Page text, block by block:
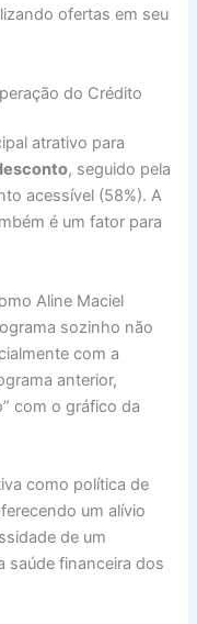
ofertas em seu
do Crédito
atrativo para
, seguido pela
acessível (58%). A
é um fator para
Aline Maciel
sozinho não
com a
anterior,
com o gráfico da
como política de
um alívio
de um
saúde financeira dos